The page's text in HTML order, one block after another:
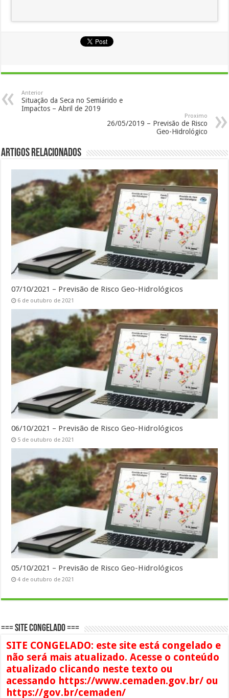
Anterior
Situação da Seca no Semiárido e
Impactos – Abril de 2019
Proximo
26/05/2019 – Previsão de Risco
Geo-Hidrológico
Artigos Relacionados
07/10/2021 – Previsão de Risco Geo-Hidrológicos
6 de outubro de 2021
06/10/2021 – Previsão de Risco Geo-Hidrológicos
5 de outubro de 2021
05/10/2021 – Previsão de Risco Geo-Hidrológicos
4 de outubro de 2021
=== SITE CONGELADO ===
SITE CONGELADO: este site está congelado e
não será mais atualizado. Acesse o conteúdo
atualizado clicando neste texto ou
acessando https://www.cemaden.gov.br/ ou
https://gov.br/cemaden/